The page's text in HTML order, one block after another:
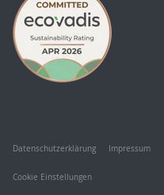
Datenschutzerklärung Impressum
Cookie Einstellungen